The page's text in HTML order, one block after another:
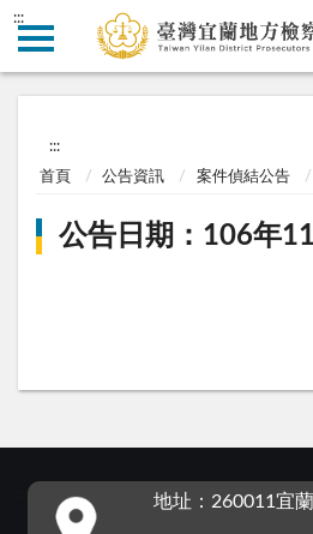
:::
:::
首頁 公告資訊 案件偵結公告
公告日期：106年
地址：260011宜